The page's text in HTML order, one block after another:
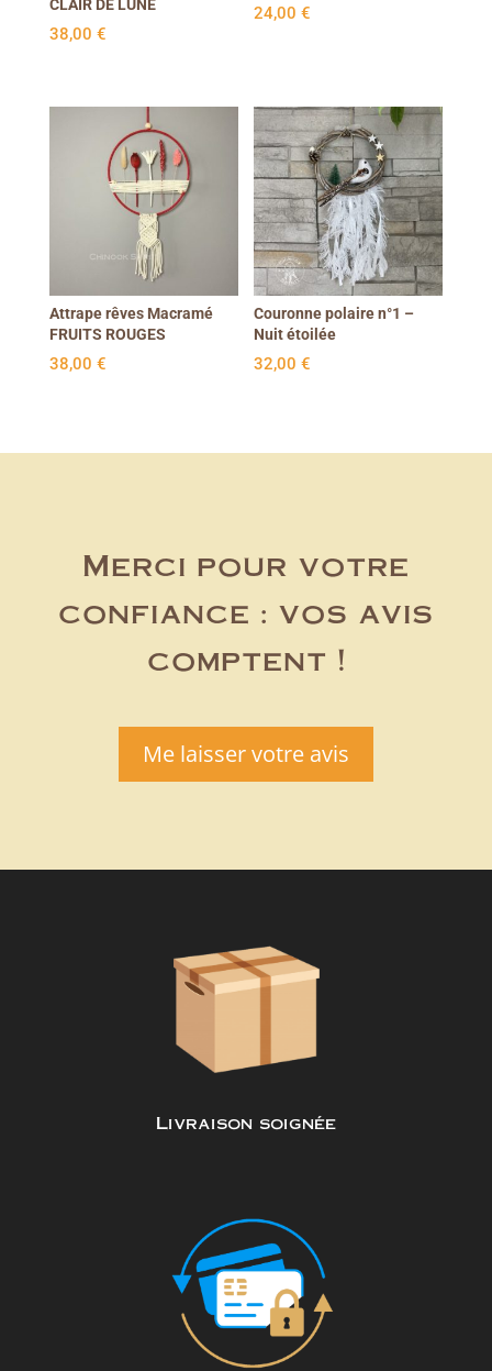
CLAIR DE LUNE
38,00 €
24,00€
Attrape rêves Macramé
FRUITS ROUGES
38,00 €
Couronne polaire n°1 –
Nuit étoilée
32,00€
Merci pour votre
confiance : vos avis
comptent !
Me laisser votre avis
Livraison soignée